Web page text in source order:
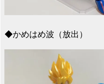
◆かめはめ波（放出）